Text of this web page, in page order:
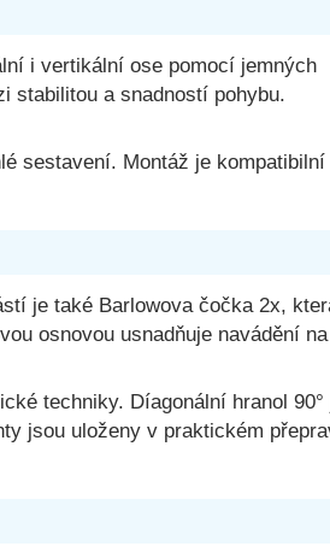
i vertikální ose pomocí jemných
stabilitou a snadností pohybu.
sestavení. Montáž je kompatibilní
je také Barlowova čočka 2x,
osnovou usnadňuje navádění na
techniky. Díagonální hranol 90°
jsou uloženy v praktickém